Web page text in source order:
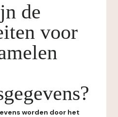
de
voor
worden door het